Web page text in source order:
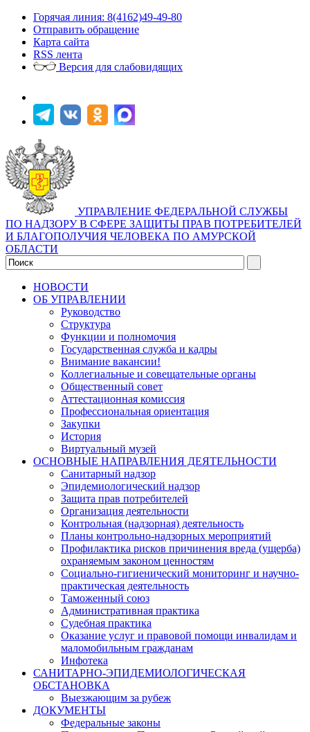
Горячая линия: 8(4162)49-49-80
Отправить обращение
Карта сайта
RSS лента
Версия для слабовидящих
УПРАВЛЕНИЕ ФЕДЕРАЛЬНОЙ СЛУЖБЫ
ПО НАДЗОРУ В СФЕРЕ ЗАЩИТЫ ПРАВ ПОТРЕБИТЕЛЕЙ
И БЛАГОПОЛУЧИЯ ЧЕЛОВЕКА ПО АМУРСКОЙ
ОБЛАСТИ
НОВОСТИ
ОБ УПРАВЛЕНИИ
Руководство
Структура
Функции и полномочия
Государственная служба и кадры
Внимание вакансии!
Коллегиальные и совещательные органы
Общественный совет
Аттестационная комиссия
Профессиональная ориентация
Закупки
История
Виртуальный музей
ОСНОВНЫЕ НАПРАВЛЕНИЯ ДЕЯТЕЛЬНОСТИ
Санитарный надзор
Эпидемиологический надзор
Защита прав потребителей
Организация деятельности
Контрольная (надзорная) деятельность
Планы контрольно-надзорных мероприятий
Профилактика рисков причинения вреда (ущерба)
охраняемым законом ценностям
Социально-гигиенический мониторинг и научно-
практическая деятельность
Таможенный союз
Административная практика
Судебная практика
Оказание услуг и правовой помощи инвалидам и
маломобильным гражданам
Инфотека
САНИТАРНО-ЭПИДЕМИОЛОГИЧЕСКАЯ
ОБСТАНОВКА
Выезжающим за рубеж
ДОКУМЕНТЫ
Федеральные законы